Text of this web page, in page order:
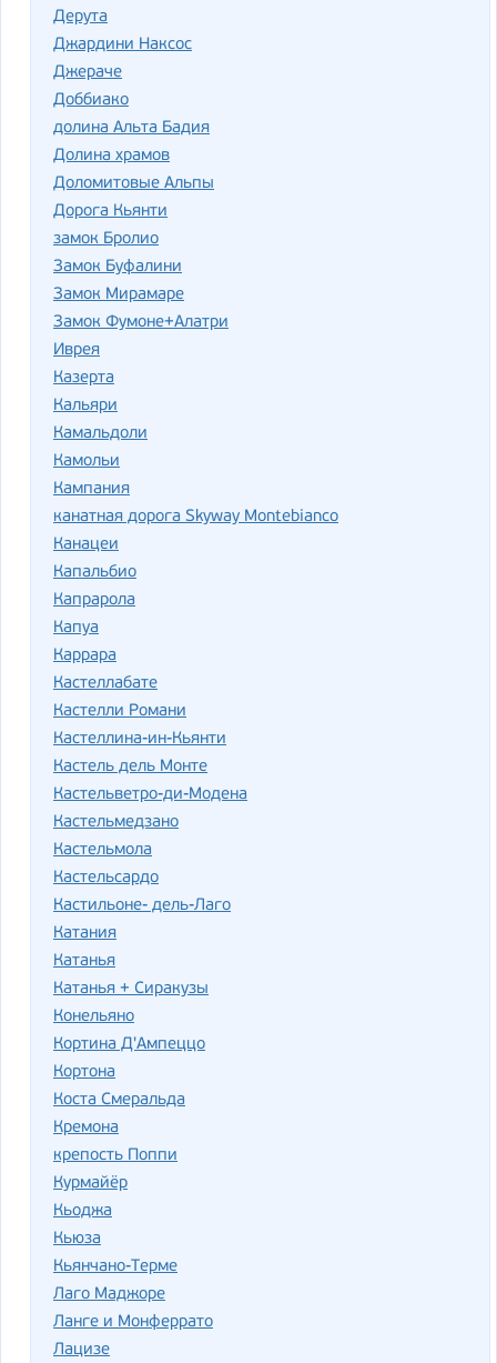
Дерута
Джардини Наксос
Джераче
Доббиако
долина Альта Бадия
Долина храмов
Доломитовые Альпы
Дорога Кьянти
замок Бролио
Замок Буфалини
Замок Мирамаре
Замок Фумоне+Алатри
Иврея
Казерта
Кальяри
Камальдоли
Камольи
Кампания
канатная дорога Skyway Montebianco
Канацеи
Капальбио
Капрарола
Капуа
Каррара
Кастеллабате
Кастелли Романи
Кастеллина-ин-Кьянти
Кастель дель Монте
Кастельветро-ди-Модена
Кастельмедзано
Кастельмола
Кастельсардо
Кастильоне- дель-Лаго
Катания
Катанья
Катанья + Сиракузы
Конельяно
Кортина Д'Ампеццо
Кортона
Коста Смеральда
Кремона
крепость Поппи
Курмайёр
Кьоджа
Кьюза
Кьянчано-Терме
Лаго Маджоре
Ланге и Монферрато
Лацизе